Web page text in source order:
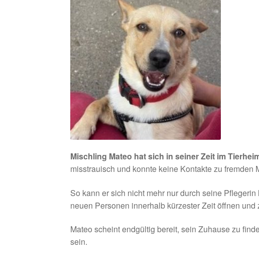
Mischling Mateo hat sich in seiner Zeit im
misstrauisch und konnte keine Kontakte zu
So kann er sich nicht mehr nur durch seine
neuen Personen innerhalb kürzester Zeit öffnen
Mateo scheint endgültig bereit, sein Zuhause zu
sein.